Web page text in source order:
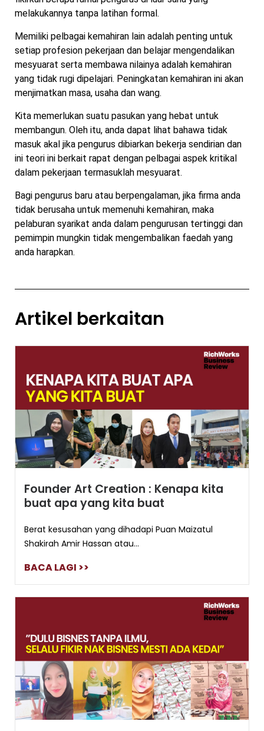
melakukannya tanpa latihan formal.
Memiliki pelbagai kemahiran lain adalah penting untuk
setiap profesion pekerjaan dan belajar mengendalikan
mesyuarat serta membawa nilainya adalah kemahiran
yang tidak rugi dipelajari. Peningkatan kemahiran ini akan
menjimatkan masa, usaha dan wang.
Kita memerlukan suatu pasukan yang hebat untuk
membangun. Oleh itu, anda dapat lihat bahawa tidak
masuk akal jika pengurus dibiarkan bekerja sendirian dan
ini teori ini berkait rapat dengan pelbagai aspek kritikal
dalam pekerjaan termasuklah mesyuarat.
Bagi pengurus baru atau berpengalaman, jika firma anda
tidak berusaha untuk memenuhi kemahiran, maka
pelaburan syarikat anda dalam pengurusan tertinggi dan
pemimpin mungkin tidak mengembalikan faedah yang
anda harapkan.
Artikel berkaitan
Founder Art Creation : Kenapa kita
buat apa yang kita buat
Berat kesusahan yang dihadapi Puan Maizatul
Shakirah Amir Hassan atau...
BACA LAGI >>